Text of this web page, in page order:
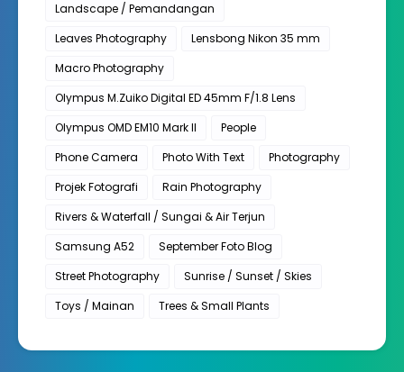
Landscape / Pemandangan
Leaves Photography
Lensbong Nikon 35 mm
Macro Photography
Olympus M.Zuiko Digital ED 45mm F/1.8 Lens
Olympus OMD EM10 Mark II
People
Phone Camera
Photo With Text
Photography
Projek Fotografi
Rain Photography
Rivers & Waterfall / Sungai & Air Terjun
Samsung A52
September Foto Blog
Street Photography
Sunrise / Sunset / Skies
Toys / Mainan
Trees & Small Plants